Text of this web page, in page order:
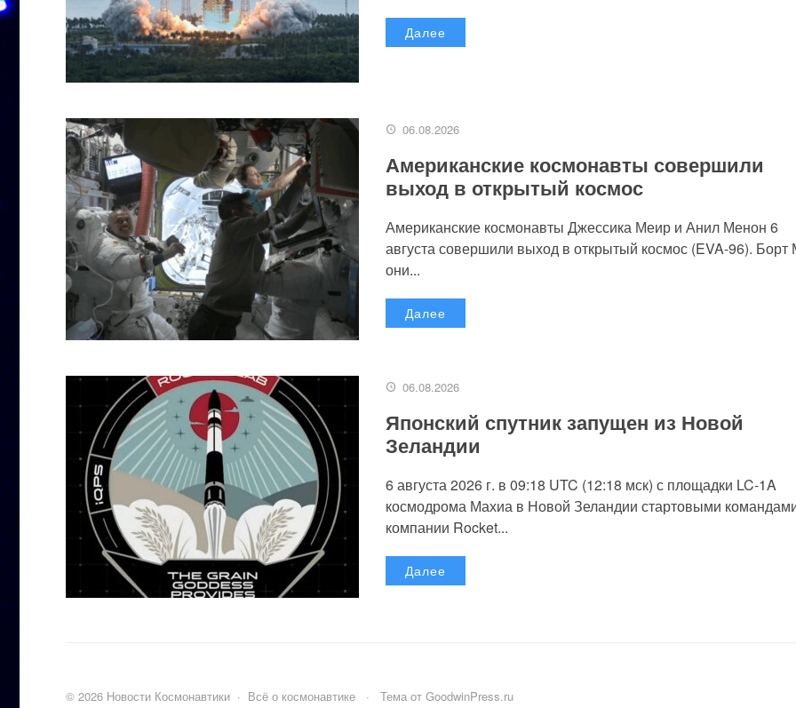
Далее
06.08.2026
Американские космонавты совершили
выход в открытый космос
Американские космонавты Джессика Меир и Анил Менон 6
августа совершили выход в открытый космос (EVA-96).
они...
Далее
06.08.2026
Японский спутник запущен из Новой
Зеландии
6 августа 2026 г. в 09:18 UTC (12:18 мск) с площадки LC-1A
космодрома Махиа в Новой Зеландии стартовыми
компании Rocket...
Далее
© 2026 Новости Космонавтики · Всё о космонавтике · Тема от GoodwinPress.ru